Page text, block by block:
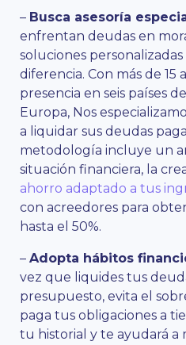
– Busca asesoría
enfrentan deudas en
soluciones
diferencia. Con más de 15
presencia en seis países
Europa, Nos
a liquidar sus deudas
metodología incluye un
situación financiera, la
ahorro adaptado a tus
con acreedores para
hasta el 50%.
– Adopta hábitos
vez que liquides tus
presupuesto, evita el
paga tus obligaciones a
tu historial y te ayudará